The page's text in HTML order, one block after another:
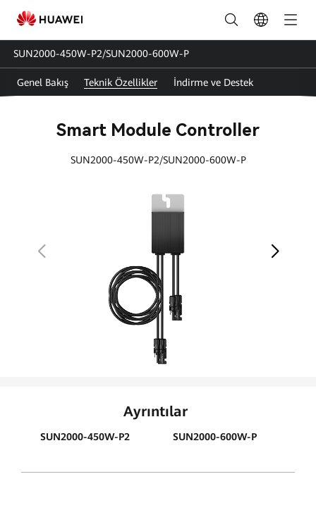
Smart
Module
Optimizer
Teknik
Özellikleri_Güç
Türkiye
SUN2000-450W-P2/SUN2000-600W-P
Genel Bakış Teknik Özellikler İndirme ve Destek
Smart Module Controller
SUN2000-450W-P2/SUN2000-600W-P
Ayrıntılar
SUN2000-450W-P2 SUN2000-600W-P